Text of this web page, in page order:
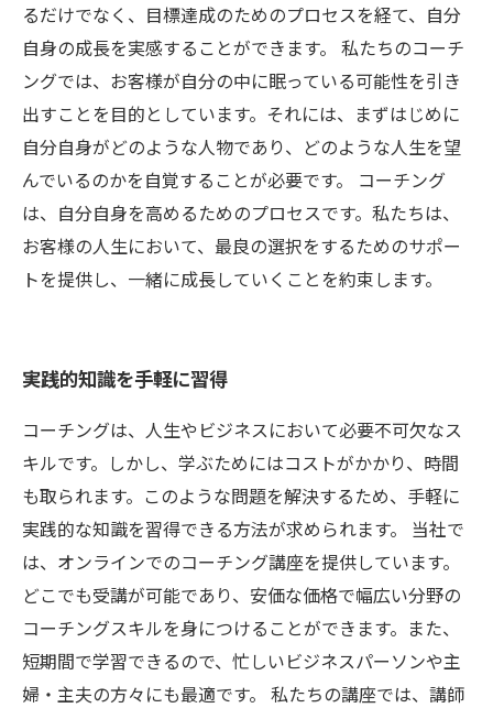
るだけでなく、目標達成のためのプロセスを経て、自分
自身の成長を実感することができます。 私たちのコーチ
ングでは、お客様が自分の中に眠っている可能性を引き
出すことを目的としています。それには、まずはじめに
自分自身がどのような人物であり、どのような人生を望
んでいるのかを自覚することが必要です。 コーチング
は、自分自身を高めるためのプロセスです。私たちは、
お客様の人生において、最良の選択をするためのサポー
トを提供し、一緒に成長していくことを約束します。
実践的知識を手軽に習得
コーチングは、人生やビジネスにおいて必要不可欠なス
キルです。しかし、学ぶためにはコストがかかり、時間
も取られます。このような問題を解決するため、手軽に
実践的な知識を習得できる方法が求められます。 当社で
は、オンラインでのコーチング講座を提供しています。
どこでも受講が可能であり、安価な価格で幅広い分野の
コーチングスキルを身につけることができます。また、
短期間で学習できるので、忙しいビジネスパーソンや主
婦・主夫の方々にも最適です。 私たちの講座では、講師